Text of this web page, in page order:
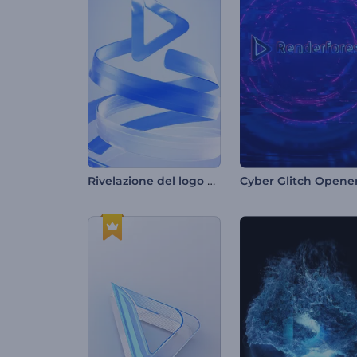
Rivelazione del logo con nastri ondulati Cyber Glitch